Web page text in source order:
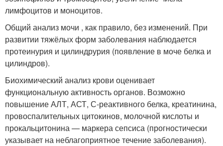
лимфоцитов и моноцитов.
Общий анализ мочи , как правило, без изменений. При
развитии тяжёлых форм заболевания наблюдается
протеинурия и цилиндрурия (появление в моче белка и
цилиндров).
Биохимический анализ крови оценивает
функциональную активность органов. Возможно
повышение АЛТ, АСТ, С-реактивного белка, креатинина,
провоспалительных цитокинов, молочной кислоты и
прокальцитонина — маркера сепсиса (прогностически
указывает на неблагоприятное течение заболевания).